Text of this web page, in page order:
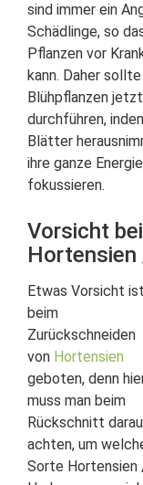
sind immer ein
Schädlinge, so
Pflanzen vor
kann. Daher
Blühpflanzen
durchführen,
Blätter
ihre ganze
fokussieren.
Vorsicht
Hortensien
Etwas Vorsicht ist
beim
Zurückschneiden
von Hortensien
geboten, denn
muss man beim
Rückschnitt
achten, um
Sorte Hortensien